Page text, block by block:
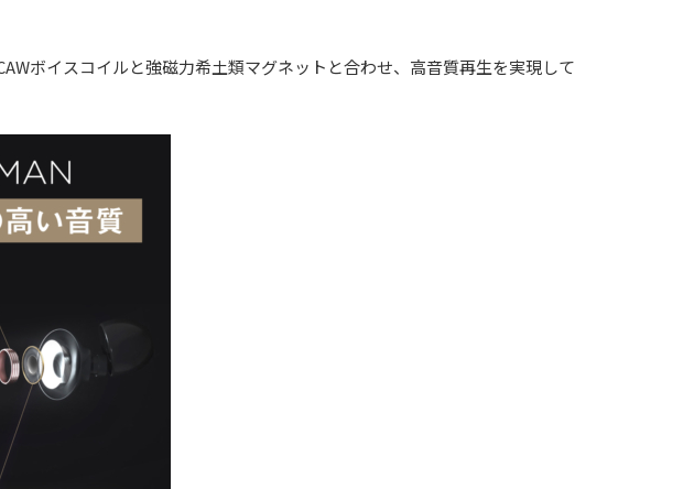
ボイスコイルと強磁力希土類マグネットと合わせ、高音質再生を実現して